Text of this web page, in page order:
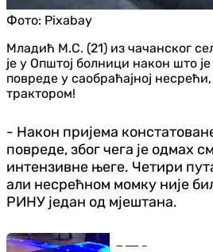
Фото: Pixabay
Младић М.С. (21) из чачанског
је у Општој болници након што
повреде у саобраћајној
трактором!
- Након пријема
повреде, због чега је одмах
интензивне његе. Четири
али несрећном момку није
РИНУ један од мјештана.